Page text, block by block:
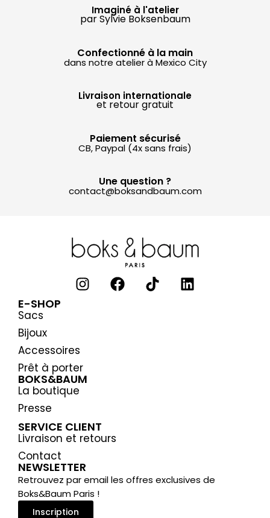
Imaginé à l'atelier
par Sylvie Boksenbaum
Confectionné à la main
dans notre atelier à Mexico City
Une question ?
contact@boksandbaum.com
Livraison internationale
et retour gratuit
Paiement sécurisé
CB, Paypal (4x sans frais)
E-SHOP
Sacs
Bijoux
Accessoires
Prêt à porter
BOKS&BAUM
La boutique
Presse
SERVICE CLIENT
Livraison et retours
Contact
NEWSLETTER
Retrouvez par email les offres exclusives de
Boks&Baum Paris !
Inscription